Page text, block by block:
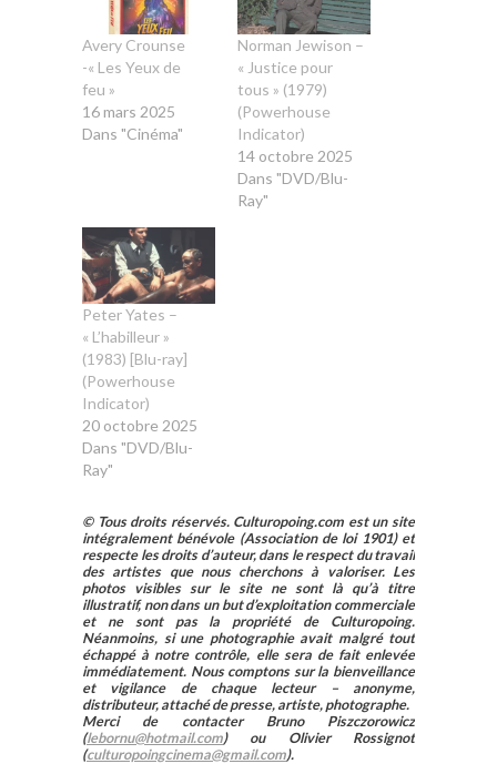
Avery Crounse
-« Les Yeux de
feu »
16 mars 2025
Dans "Cinéma"
Norman Jewison –
« Justice pour
tous » (1979)
(Powerhouse
Indicator)
14 octobre 2025
Dans "DVD/Blu-
Ray"
Peter Yates –
« L’habilleur »
(1983) [Blu-ray]
(Powerhouse
Indicator)
20 octobre 2025
Dans "DVD/Blu-
Ray"
© Tous droits réservés. Culturopoing.com est un site
intégralement bénévole (Association de loi 1901) et
respecte les droits d’auteur, dans le respect du travail
des artistes que nous cherchons à valoriser. Les
photos visibles sur le site ne sont là qu’à titre
illustratif, non dans un but d’exploitation commerciale
et ne sont pas la propriété de Culturopoing.
Néanmoins, si une photographie avait malgré tout
échappé à notre contrôle, elle sera de fait enlevée
immédiatement. Nous comptons sur la bienveillance
et vigilance de chaque lecteur – anonyme,
distributeur, attaché de presse, artiste, photographe.
Merci de contacter Bruno Piszczorowicz
(lebornu@hotmail.com) ou Olivier Rossignot
(culturopoingcinema@gmail.com).